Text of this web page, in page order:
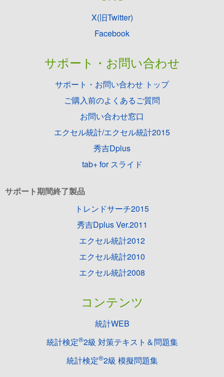
X(旧Twitter)
Facebook
サポート・お問い合わせ
サポート・お問い合わせ トップ
ご購入前のよくあるご質問
お問い合わせ窓口
エクセル統計/エクセル統計2015
秀吉Dplus
tab+ for スライド
サポート期間終了製品
トレンドサーチ2015
秀吉Dplus Ver.2011
エクセル統計2012
エクセル統計2010
エクセル統計2008
コンテンツ
統計WEB
統計検定®2級 対策テキスト＆問題集
統計検定®2級 模擬問題集